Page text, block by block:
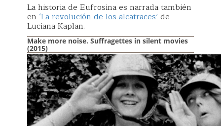
La historia de Eufrosina es narrada también
en ‘La revolución de los alcatraces’de
Luciana Kaplan.
Make more noise. Suffragettes in silent movies
(2015)